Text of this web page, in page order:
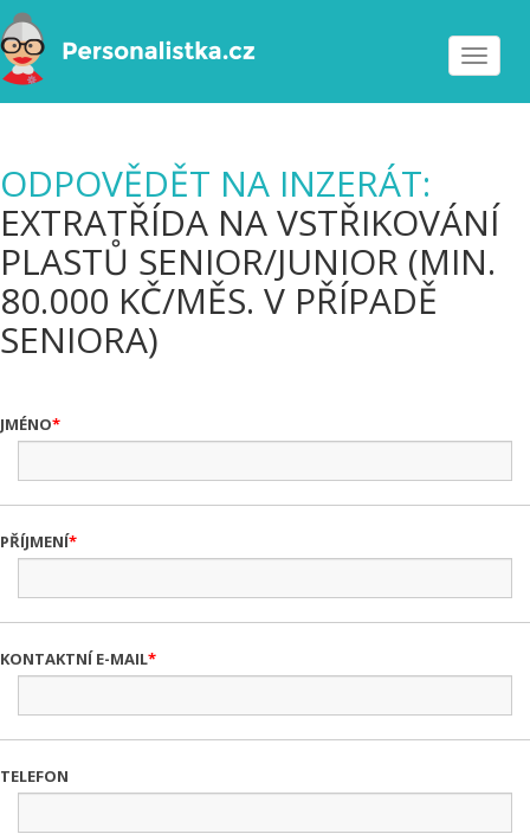
Toggle
ODPOVĚDĚT NA INZERÁT:
EXTRATŘÍDA NA VSTŘIKOVÁNÍ
PLASTŮ SENIOR/JUNIOR (MIN.
80.000 KČ/MĚS. V PŘÍPADĚ
SENIORA)
JMÉNO
PŘÍJMENÍ
KONTAKTNÍ E-MAIL
TELEFON